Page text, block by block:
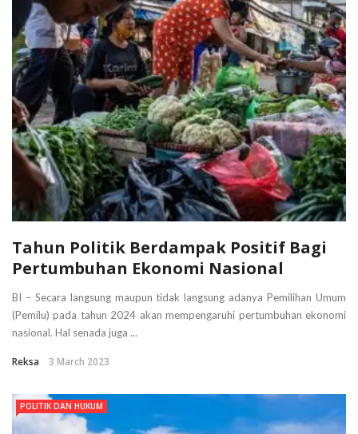
Tahun Politik Berdampak Positif Bagi
Pertumbuhan Ekonomi Nasional
BI – Secara langsung maupun tidak langsung adanya Pemilihan Umum
(Pemilu) pada tahun 2024 akan mempengaruhi pertumbuhan ekonomi
nasional. Hal senada juga ...
Reksa 3 March 2023
POLITIK DAN HUKUM